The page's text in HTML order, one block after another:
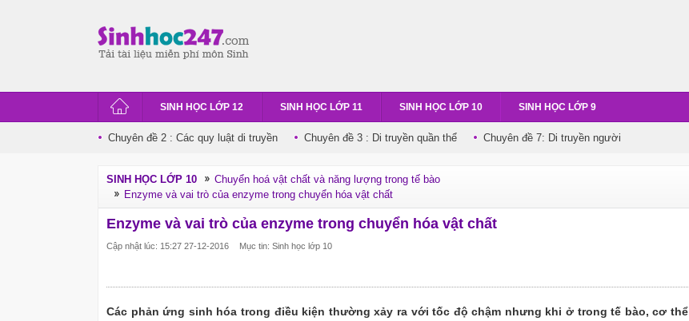
SINH HỌC LỚP 12 SINH HỌC LỚP 11 SINH HỌC LỚP 10 SINH HỌC LỚP 9
Chuyên đề 2 : Các quy luật di truyền Chuyên đề 3 : Di truyền quần thể Chuyên đề 7: Di truyền người
SINH HỌC LỚP 10
Chuyển hoá vật chất và năng lượng trong tế bào
Enzyme và vai trò của enzyme trong chuyển hóa vật chất
Enzyme và vai trò của enzyme trong chuyển hóa vật chất
Cập nhật lúc: 15:27 27-12-2016 Mục tin: Sinh học lớp 10
Các phản ứng sinh hóa trong điều kiện thường xảy ra với tốc độ chậm nhưng khi ở trong tế bào, cơ thể